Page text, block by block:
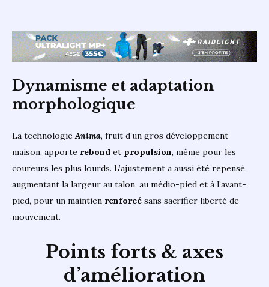
Dynamisme et adaptation
morphologique
La technologieAnima, fruit d’un gros développement
maison, apporte rebond et propulsion, même pour les
coureurs les plus lourds. L’ajustement a aussi été repensé,
augmentant la largeur au talon, au médio-pied et à l’avant-
pied, pour un maintien renforcé sans sacrifier liberté de
mouvement.
Points forts & axes
d’amélioration